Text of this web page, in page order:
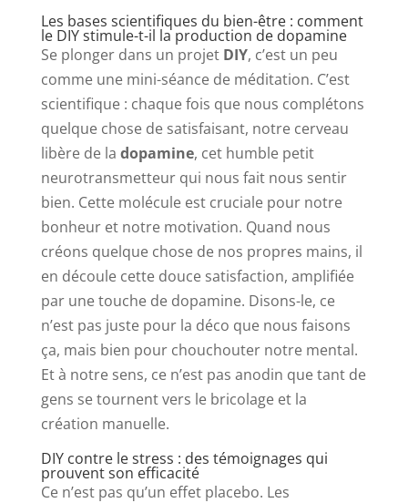
Les bases scientifiques du bien-être : comment
le DIY stimule-t-il la production de dopamine
Se plonger dans un projet DIY, c’est un peu
comme une mini-séance de méditation. C’est
scientifique : chaque fois que nous complétons
quelque chose de satisfaisant, notre cerveau
libère de la dopamine, cet humble petit
neurotransmetteur qui nous fait nous sentir
bien. Cette molécule est cruciale pour notre
bonheur et notre motivation. Quand nous
créons quelque chose de nos propres mains, il
en découle cette douce satisfaction, amplifiée
par une touche de dopamine. Disons-le, ce
n’est pas juste pour la déco que nous faisons
ça, mais bien pour chouchouter notre mental.
Et à notre sens, ce n’est pas anodin que tant de
gens se tournent vers le bricolage et la
création manuelle.
DIY contre le stress : des témoignages qui
prouvent son efficacité
Ce n’est pas qu’un effet placebo. Les